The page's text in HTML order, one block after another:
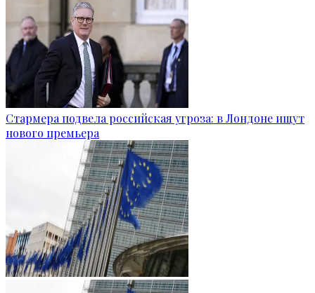
Стармера подвела российская угроза: в Лондоне ищут
нового премьера